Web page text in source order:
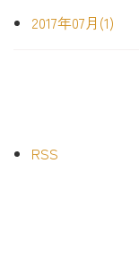
2017年07月(1)
RSS